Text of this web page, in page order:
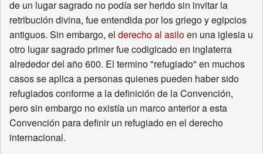
de un lugar sagrado no podía ser herido sin invitar la
retribución divina, fue entendida por los griego y egipcios
antiguos. Sin embargo, el derecho al asiloen una iglesia u
otro lugar sagrado primer fue codigicado en inglaterra
alrededor del año 600. El termino "refugiado" en muchos
casos se aplica a personas quienes pueden haber sido
refugiados conforme a la definición de la Convención,
pero sin embargo no existía un marco anterior a esta
Convención para definir un refugiado en el derecho
internacional.